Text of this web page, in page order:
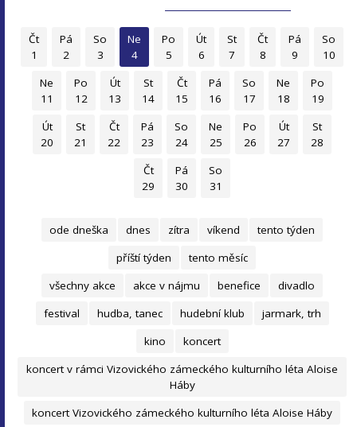
Čt
1
Pá
2
So
3
Ne
4
Po
5
Út
6
St
7
Čt
8
Pá
9
So
10
Ne
11
Po
12
Út
13
St
14
Čt
15
Pá
16
So
17
Ne
18
Po
19
Út
20
St
21
Čt
22
Pá
23
So
24
Ne
25
Po
26
Út
27
St
28
Čt
29
Pá
30
So
31
ode dneška dnes zítra víkend
tento týden
příští týden
tento měsíc
všechny akce
akce v nájmu benefice
divadlo
festival
hudba, tanec hudební klub
jarmark, trh
kino
koncert
koncert v rámci Vizovického zámeckého kulturního léta Aloise
Háby
koncert Vizovického zámeckého kulturního léta Aloise Háby